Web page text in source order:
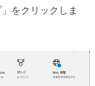
をクリックしま